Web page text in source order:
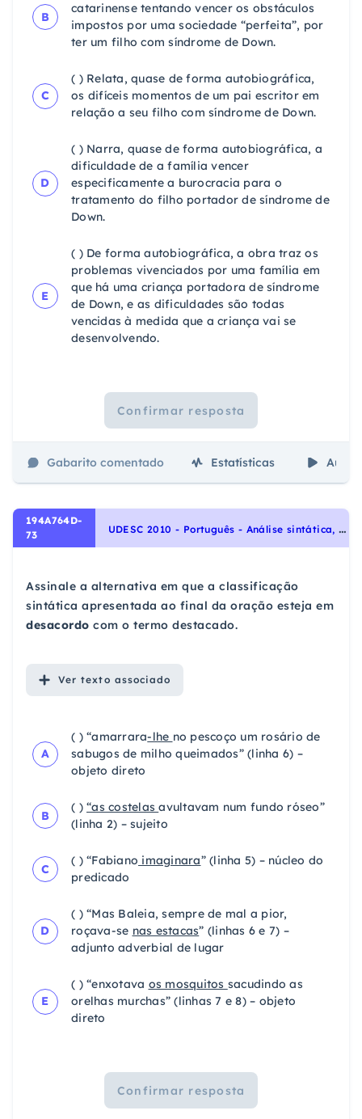
B
catarinense tentando vencer os obstáculos
impostos por uma sociedade “perfeita”, por
ter um filho com síndrome de Down.
C
( ) Relata, quase de forma autobiográfica,
os difíceis momentos de um pai escritor em
relação a seu filho com síndrome de Down.
D
( ) Narra, quase de forma autobiográfica, a
dificuldade de a família vencer
especificamente a burocracia para o
tratamento do filho portador de síndrome de
Down.
E
( ) De forma autobiográfica, a obra traz os
problemas vivenciados por uma família em
que há uma criança portadora de síndrome
de Down, e as dificuldades são todas
vencidas à medida que a criança vai se
desenvolvendo.
Confirmar resposta
Gabarito comentado Estatísticas Aulas
194A764D-
73
U
DESC 2010 - Português - Análise sintática, Sintaxe
Assinale a alternativa em que a classificação
sintática apresentada ao final da oração esteja em
desacordo com o termo destacado.
Ver texto associado
A
( ) “amarrara-lhe no pescoço um rosário de
sabugos de milho queimados” (linha 6) –
objeto direto
B
( ) “as costelasavultavam num fundo róseo”
(linha 2) – sujeito
C
( ) “Fabiano imaginara” (linha 5) – núcleo do
predicado
D
( ) “Mas Baleia, sempre de mal a pior,
roçava-se nas estacas” (linhas 6 e 7) –
adjunto adverbial de lugar
E
( ) “enxotava os mosquitos sacudindo as
orelhas murchas” (linhas 7 e 8) – objeto
direto
Confirmar resposta